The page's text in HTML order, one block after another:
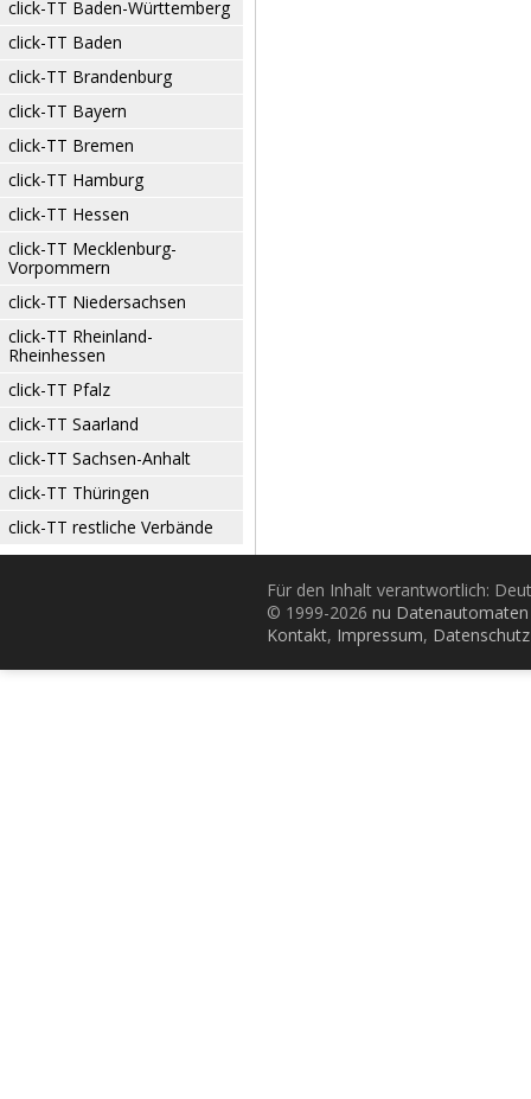
click-TT Baden-Württemberg
click-TT Baden
click-TT Brandenburg
click-TT Bayern
click-TT Bremen
click-TT Hamburg
click-TT Hessen
click-TT Mecklenburg-
Vorpommern
click-TT Niedersachsen
click-TT Rheinland-
Rheinhessen
click-TT Pfalz
click-TT Saarland
click-TT Sachsen-Anhalt
click-TT Thüringen
click-TT restliche Verbände
Für den Inhalt verantwortlich:
© 1999-2026 nu
Kontakt, Impressum, Datenschutz